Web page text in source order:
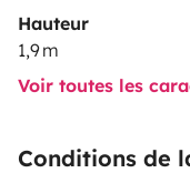
Hauteur
1,9 m
Voir toutes les
Conditions de